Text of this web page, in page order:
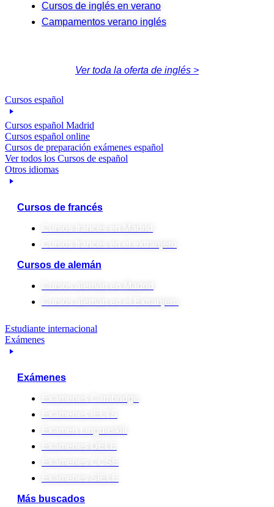
Cursos de inglés en verano
Campamentos verano inglés
Ver toda la oferta de inglés >
Cursos español
Cursos español Madrid
Cursos español online
Cursos de preparación exámenes español
Ver todos los Cursos de español
Otros idiomas
Cursos de francés
Cursos francés en Madrid
Cursos de alemán
Cursos alemán en Madrid
Cursos alemán en el Extranjero
Estudiante internacional
Exámenes
Exámenes
Exámenes Cambridge
Exámenes IELTS
Examen Linguaskill
Exámenes DELE
Exámenes CCSE
Exámenes SIELE
Más buscados